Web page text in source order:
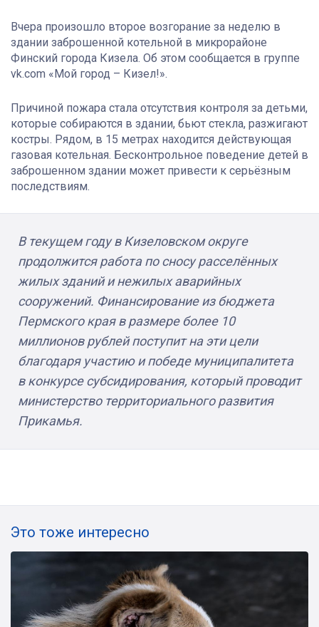
Вчера произошло второе возгорание за неделю в
здании заброшенной котельной в микрорайоне
Финский города Кизела. Об этом сообщается в группе
vk.com «Мой город – Кизел!».
Причиной пожара стала отсутствия контроля за детьми,
которые собираются в здании, бьют стекла, разжигают
костры. Рядом, в 15 метрах находится действующая
газовая котельная. Бесконтрольное поведение детей в
заброшенном здании может привести к серьёзным
последствиям.
В текущем году в Кизеловском округе
продолжится работа по сносу расселённых
жилых зданий и нежилых аварийных
сооружений. Финансирование из бюджета
Пермского края в размере более 10
миллионов рублей поступит на эти цели
благодаря участию и победе муниципалитета
в конкурсе субсидирования, который проводит
министерство территориального развития
Прикамья.
Это тоже интересно